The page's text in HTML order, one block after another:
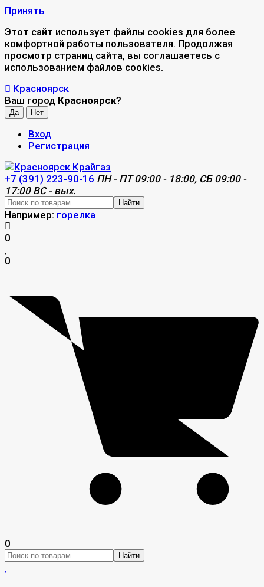
Принять
Этот сайт использует файлы cookies для более
комфортной работы пользователя. Продолжая
просмотр страниц сайта, вы соглашаетесь с
использованием файлов cookies.
Красноярск
Ваш город Красноярск?
Вход
Регистрация
+7 (391) 223-90-16 ПН - ПТ 09:00 - 18:00, СБ 09:00 -
17:00 ВС - вых.
Найти
Например: горелка
0
0
0
Найти